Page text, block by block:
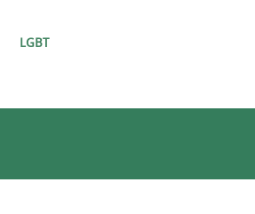
LGBT